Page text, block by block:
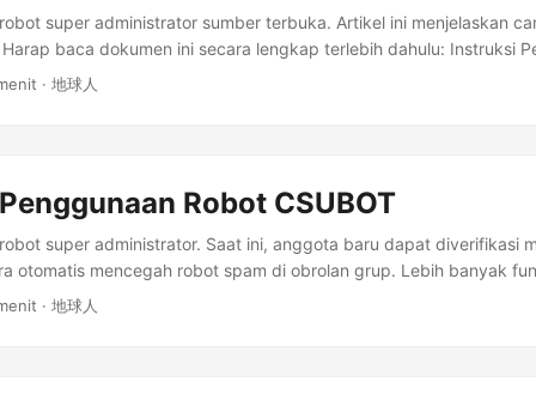
web internasional yang diizinkan Fitur Proyek Menurut dokumentasi
fungsi inti berikut: ...
super administrator sumber terbuka. Artikel ini menjelaskan
Harap baca dokumen ini secara lengkap terlebih dahulu: Instruksi
Periksa IP publik mesin ini saat mengakses situs web
menyebarkan layanan backend. Jika Anda mengetahui platform
layanan backend, jangan ragu untuk klik di sini, tinggalkan
. Memiliki akun Telegram yang tidak dibatasi, untuk membuat
Token robot Memiliki akun Cloudflare yang tidak dibatasi, untuk
Turnstile. Daftar akun: https://dash.cloudflare.com/
· 地球人
Robot CSUBOT
super administrator. Saat ini, anggota baru dapat diverifikasi
otomatis mencegah robot spam di obrolan grup. Lebih banyak
mendatang. Keunggulan: Tidak memposting permintaan
· 地球人